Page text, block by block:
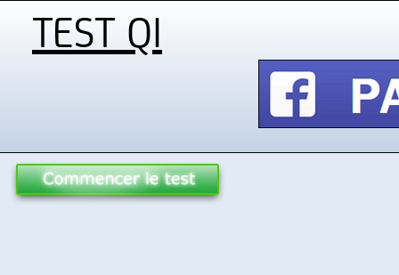
TEST QI